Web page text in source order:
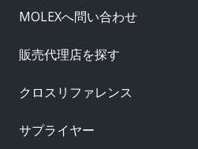
MOLEXへ問い合わせ
販売代理店を探す
クロスリファレンス
サプライヤー